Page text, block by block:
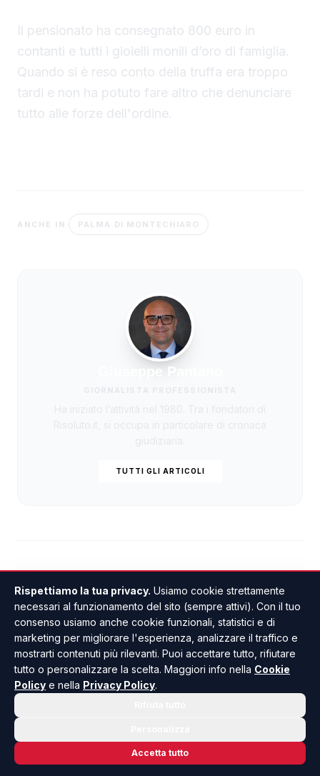
Il pensionato ha consegnato 800 euro in
contanti e tutti i gioielli monili d’oro di famiglia.
Quando si è reso conto della truffa era troppo
tardi e non ha potuto fare altro che denunciare
tutto alle forze dell'ordine.
ANCHE IN PALMA DI MONTECHIARO
Giuseppe Pantano
TUTTI GLI ARTICOLI
Restituiti durante la notte
i tre sup che erano stati
rubati a Sciaccamare
Rispettiamo la tua privacy. Usiamo cookie strettamente
necessari al funzionamento del sito (sempre attivi). Con il tuo
consenso usiamo anche cookie funzionali, statistici e di
marketing per migliorare l'esperienza, analizzare il traffico e
mostrarti contenuti più rilevanti. Puoi accettare tutto, rifiutare
tutto o personalizzare la scelta. Maggiori info nella Cookie
Policy e nella Privacy Policy.
Accetta tutto